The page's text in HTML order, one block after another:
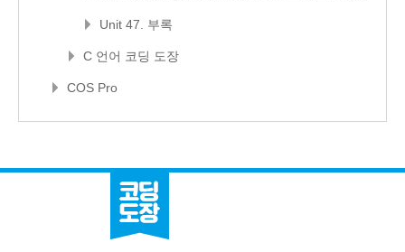
Unit 47. 부록
C 언어 코딩 도장
COS Pro